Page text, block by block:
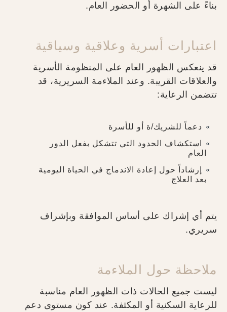
بناءً على الشهرة أو الحضور العام.
اعتبارات أسرية وعلاقية وسياقية
قد ينعكس الظهور العام على المنظومة الأسرية
والعلاقات القريبة. وعند الملاءمة السريرية، قد
تتضمن الرعاية:
دعماً للشريك/ة أو للأسرة
استكشاف الحدود التي تتشكل بفعل الدور
العام
إرشاداً حول إعادة الاندماج في الحياة اليومية
بعد العلاج
يتم أي إشراك على أساس الموافقة وبإشراف
سريري.
ملاحظة حول الملاءمة
ليست جميع الحالات ذات الظهور العام مناسبة
للرعاية السكنية أو المكثفة. عند كون مستوى دعم